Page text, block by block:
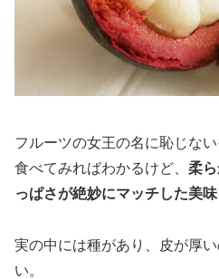
フルーツの女王の名に恥じない
食べてみればわかるけど、 柔
っぱさが絶妙にマッチした美味
実の中には種があり、皮が厚
い。